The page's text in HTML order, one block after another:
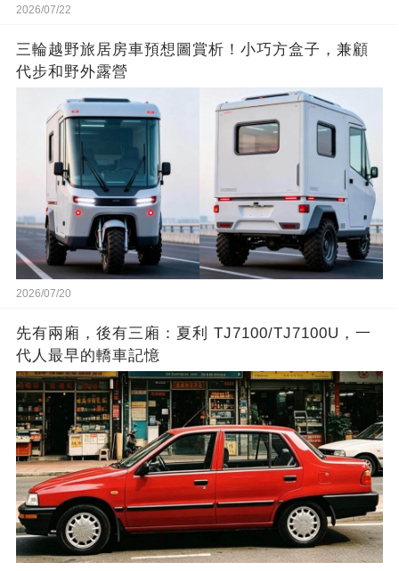
2026/07/22
三輪越野旅居房車預想圖賞析！小巧方盒子，兼顧
代步和野外露營
2026/07/20
先有兩廂，後有三廂：夏利 TJ7100/TJ7100U，一
代人最早的轎車記憶